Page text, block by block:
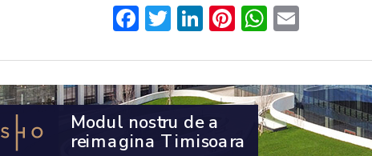
Facebook
Twitter
LinkedIn
Pinterest
WhatsApp